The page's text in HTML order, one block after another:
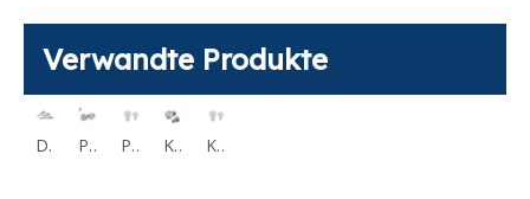
Verwandte Produkte
Druckknopf-Schnellspannstift Feder-Kugelsperrstifte Feder Typ BLPS Press-Fit-Kugelrollen aus Edelstahl BCHA24 Press-Fit-Kugelübertragungsrollen aus Kunststoff BCHJJ BCHJP Kugelrollen – Sechskantbolzen BCHL Kugelrollen – Sechskantbolzen Polyacetal BCHLJJ BCHLJP